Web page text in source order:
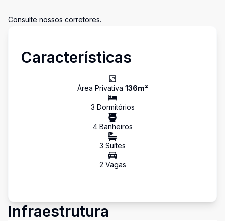
Consulte nossos corretores.
Características
Área Privativa 136m²
3 Dormitórios
4Banheiros
3 Suítes
2 Vagas
Infraestrutura